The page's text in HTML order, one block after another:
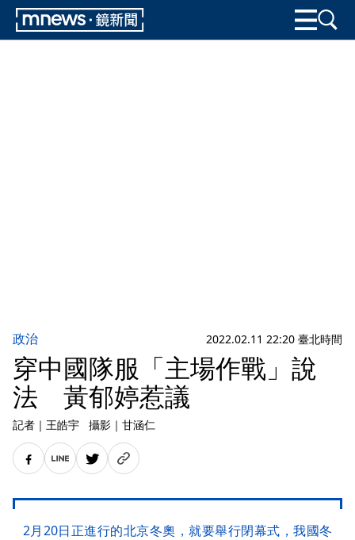
政治 2022.02.11 22:20 臺北時間
穿中國隊服「主場作戰」說
法 黃郁婷惹議
記者 ｜ 王皓宇 攝影 ｜ 甘涵仁
2月20日正進行的北京冬奧，就要舉行閉幕式，我國冬